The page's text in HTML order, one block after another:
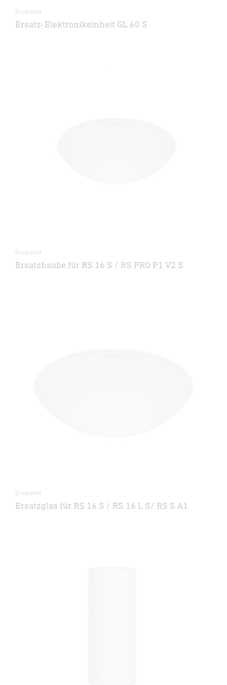
Ersatzteil
Ersatz-Elektronikeinheit GL 60 S
Ersatzteil
Ersatzhaube für RS 16 S / RS PRO P1 V2 S
Ersatzteil
Ersatzglas für RS 16 S / RS 16 L S/ RS S A1